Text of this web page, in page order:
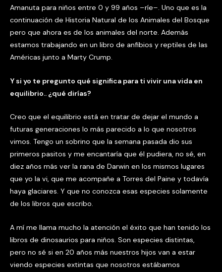
Amanuta para niños entre 0 y 99 años –ríe–. Uno que es la
continuación de Historia Natural de los Animales del Bosque
pero que ahora es de los animales del norte. Además
estamos trabajando en un libro de anfibios y reptiles de las
Américas junto a Marty Crump.
Y si yo te pregunto qué significa para ti vivir una vida en
equilibrio.. ¿qué dirías?
Creo que el equilibrio está en tratar de dejar el mundo a
futuras generaciones lo más parecido a lo que nosotros
vimos. Tengo un sobrino que la semana pasada dio sus
primeros pasitos y me encantaría que él pudiera, no sé, en
diez años más ver la rana de Darwin en los mismos lugares
que yo la vi, que me acompañe a Torres del Paine y todavía
haya glaciares. Y que no conozca esas especies solamente
de los libros que escribo.
A mí me llama mucho la atención el éxito que han tenido los
libros de dinosaurios para niños. Son especies distintas,
pero no sé si en 20 años más nuestros hijos van a estar
viendo especies extintas que nosotros estábamos